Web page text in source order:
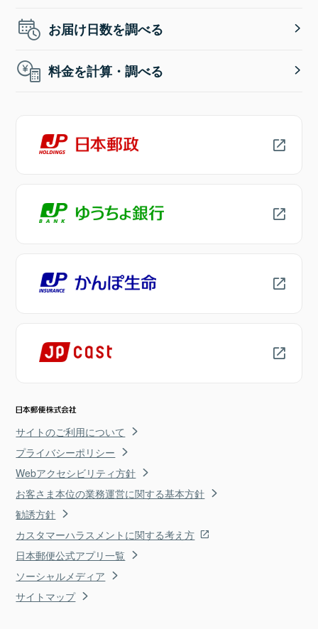
お届け日数を調べる
料金を計算・調べる
サイトのご利用について
プライバシーポリシー
Webアクセシビリティ方針
お客さま本位の業務運営に関する基本方針
勧誘方針
カスタマーハラスメントに関する考え方
日本郵便公式アプリ一覧
ソーシャルメディア
サイトマップ